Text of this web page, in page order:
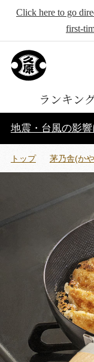
Click here to go
first-
ランキン
地震・台風の影
トップ 茅乃舎(か